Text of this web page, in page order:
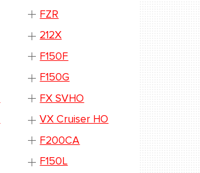
FZR
212X
F150F
F150G
FX SVHO
VX Cruiser HO
F200CA
F150L